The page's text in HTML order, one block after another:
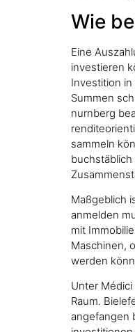
Wie
Eine
investieren
Investition
Summen
nurnberg
sammeln
Maßgeblich
anmelden
mit
Maschinen,
werden
Unter
Raum.
angefangen